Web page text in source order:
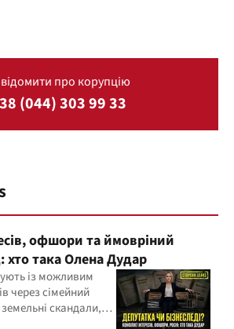
про корупцію
(044) 303 99 33
офшори та ймовріний
хто така Олена Дудар
із можливим
через сімейний
скандали,